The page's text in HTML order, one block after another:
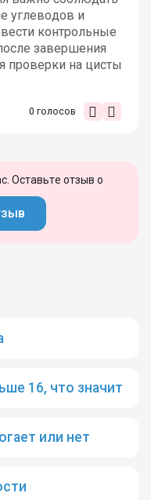
углеводов и
контрольные
завершения
проверки на цисты
0 голосов
Оставьте отзыв о
16, что значит
или нет